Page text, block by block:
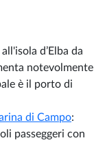
d’Elba da
notevolmente
è il porto di
di Campo:
passeggeri con